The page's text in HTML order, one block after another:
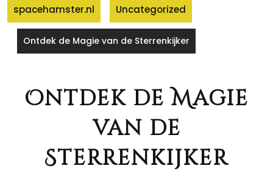
spacehamster.nl Uncategorized
Ontdek de Magie van de Sterrenkijker
Ontdek de Magie
van de
Sterrenkijker